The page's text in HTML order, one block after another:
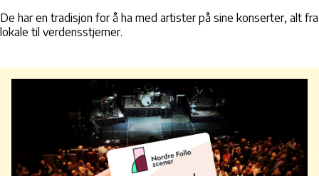
De har en tradisjon for å ha med artister på sine konserter, alt fra
lokale til verdensstjerner.